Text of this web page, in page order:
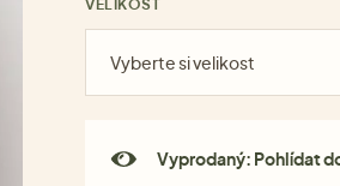
VELIKOST
Vyberte si velikost
Vyprodaný: Pohlídat